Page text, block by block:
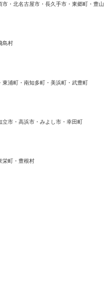
・北名古屋市・長久手市・東郷町・豊
島村
浦町・南知多町・美浜町・武豊町
立市・高浜市・みよし市・幸田町
栄町・豊根村